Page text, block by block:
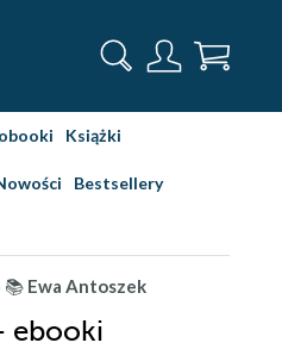
Książki
Bestsellery
📚 Ewa Antoszek
ebooki